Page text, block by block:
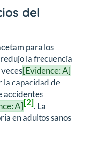
del
para los
la frecuencia
[Evidence: A]
la capacidad de
accidentes
A][2]. La
en adultos sanos